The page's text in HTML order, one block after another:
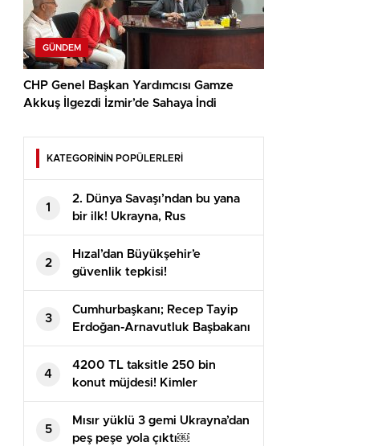
GÜNDEM
CHP Genel Başkan Yardımcısı Gamze
Akkuş İlgezdi İzmir’de Sahaya İndi
KATEGORİNİN POPÜLERLERİ
1
2. Dünya Savaşı’ndan bu yana
bir ilk! Ukrayna, Rus
korgenerali ele geçirdi
2
Hızal’dan Büyükşehir’e
güvenlik tepkisi!
3
Cumhurbaşkanı; Recep Tayip
Erdoğan-Arnavutluk Başbakanı
Edi Rama’yı Cumhurbaşkanlığı
Külliyesi’nde kabul etti.
4
4200 TL taksitle 250 bin
konut müjdesi! Kimler
başvurabilecek? İşte başvuru
şartları Cumhurbaşkanı
Erdoğan açıklıyor…
5
Mısır yüklü 3 gemi Ukrayna’dan
peş peşe yola çıktı￼